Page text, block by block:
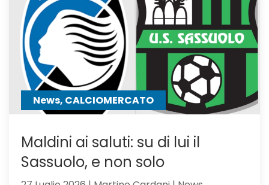
seguiti
anche
Hojbjerg
News, CALCIOMERCATO
Maldini ai saluti: su di lui il
Sassuolo, e non solo